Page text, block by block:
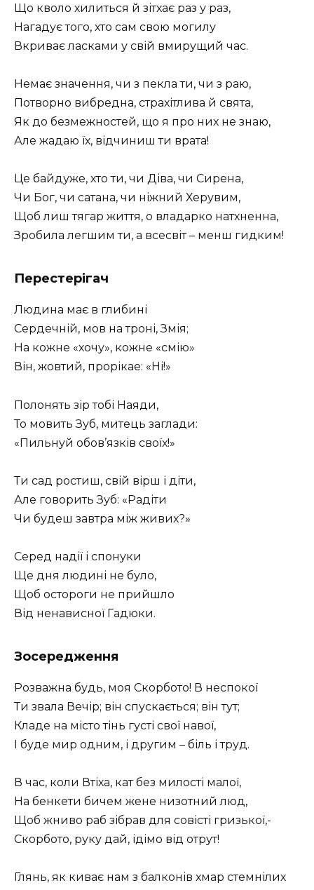
Що кволо хилиться й зітхає раз у раз,
Нагадує того, хто сам свою могилу
Вкриває ласками у свій вмирущий час.
Немає значення, чи з пекла ти, чи з раю,
Потворно вибредна, страхітлива й свята,
Як до безмежностей, що я про них не знаю,
Але жадаю їх, відчиниш ти врата!
Це байдуже, хто ти, чи Діва, чи Сирена,
Чи Бог, чи сатана, чи ніжний Херувим,
Щоб лиш тягар життя, о владарко натхненна,
Зробила легшим ти, а всесвіт – менш гидким!
Перестерігач
Людина має в глибині
Сердечній, мов на троні, Змія;
На кожне «хочу», кожне «смію»
Він, жовтий, прорікае: «Ні!»
Полонять зір тобі Наяди,
То мовить Зуб, митець заглади:
«Пильнуй обов’язків своїх!»
Ти сад ростиш, свій вірш і діти,
Але говорить Зуб: «Радіти
Чи будеш завтра між живих?»
Серед надії і спонуки
Ще дня людині не було,
Щоб остороги не прийшло
Від ненависної Гадюки.
Зосередження
Розважна будь, моя Скорбото! В неспокої
Ти звала Вечір; він спускається; він тут;
Кладе на місто тінь густі свої навої,
I буде мир одним, і другим – біль і труд.
В час, коли Втіха, кат без милості малої,
На бенкети бичем жене низотний люд,
Щоб жниво раб зібрав для совісті гризької,-
Скорбото, руку дай, ідімо від отрут!
Глянь, як киває нам з балконів хмар стемнілих